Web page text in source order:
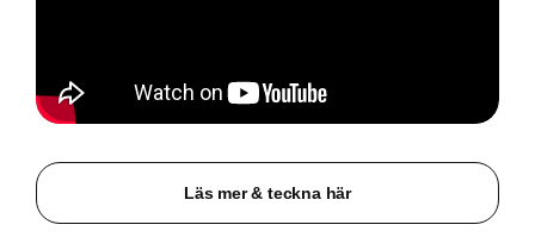
Läs mer & teckna här